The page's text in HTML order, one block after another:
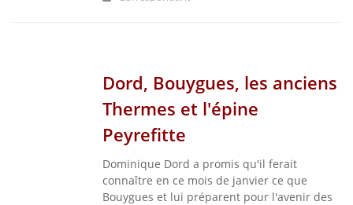
Dord, Bouygues, les anciens
Thermes et l'épine
Peyrefitte
Dominique Dord a promis qu'il ferait
connaître en ce mois de janvier ce que
Bouygues et lui préparent pour l'avenir des